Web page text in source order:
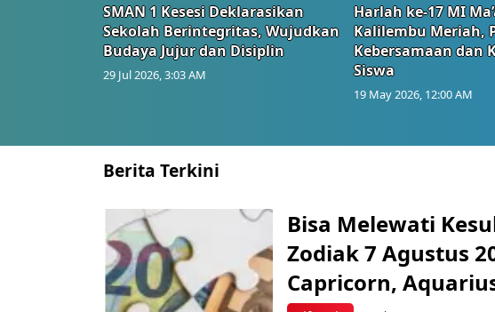
SMAN 1 Kesesi Deklarasikan
Sekolah Berintegritas, Wujudkan
Budaya Jujur dan Disiplin
29 Jul 2026, 3:03 AM
Harlah ke-17 MI
Kalilembu Meriah,
Kebersamaan dan
Siswa
19 May 2026, 12:00 AM
Berita Terkini
Bisa Melewati
Zodiak 7 Agustus
Capricorn,